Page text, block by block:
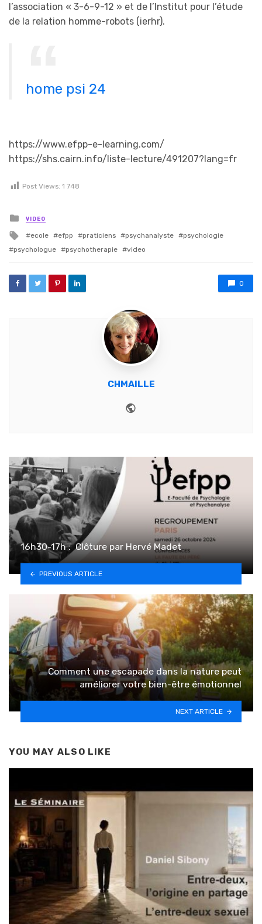
l’association « 3-6-9-12 » et de l’Institut pour l’étude
de la relation homme-robots (ierhr).
home psi 24
https://www.efpp-e-learning.com/
https://shs.cairn.info/liste-lecture/491207?lang=fr
Post Views: 1 748
Posted in
VIDEO
Tagged with
ecole efpp praticiens psychanalyste
psychologie
psychologue
psychotherapie video
0
CHMAILLE
16h30-17h : ️ Clôture par Hervé Madet
PREVIOUS ARTICLE
Comment une escapade dans la nature peut
améliorer votre bien-être émotionnel
NEXT ARTICLE
YOU MAY ALSO LIKE